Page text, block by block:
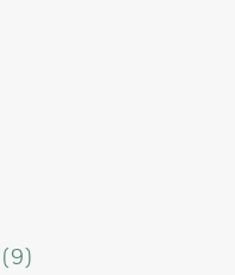
(9)